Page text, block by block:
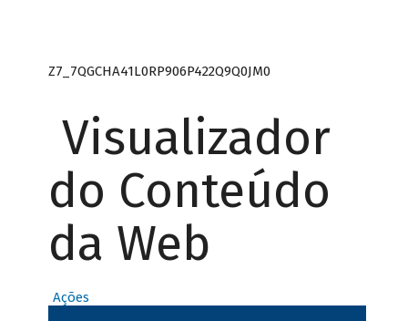
Z7_7QGCHA41L0RP906P422Q9Q0JM0
Visualizador
do Conteúdo
da Web
Ações